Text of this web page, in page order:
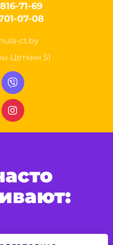
71-69
07-08
ct.by
Цеткин 51